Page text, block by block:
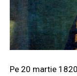
Pe 20 martie